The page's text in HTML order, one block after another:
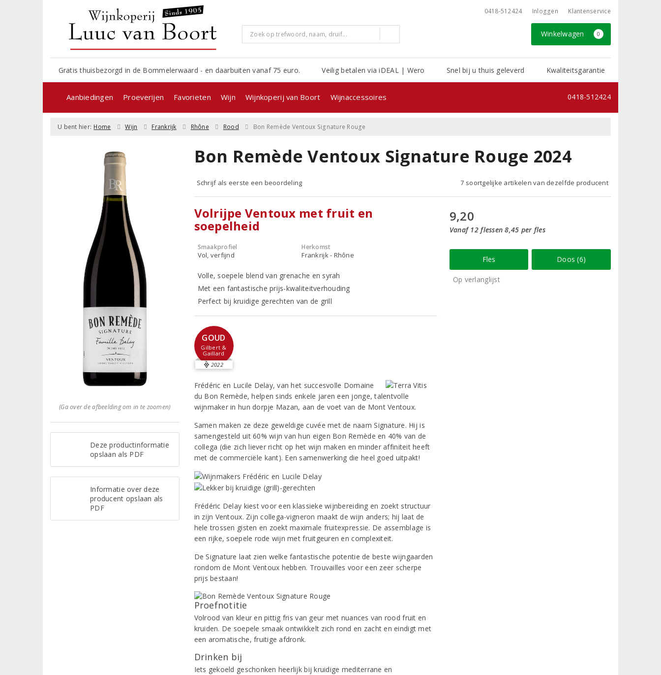
0418-512424 Inloggen Klantenservice
Winkelwagen 0
Gratis thuisbezorgd in de Bommelerwaard - en daarbuiten vanaf 75 euro. Veilig betalen via iDEAL | Wero Snel bij u thuis geleverd Kwaliteitsgarantie
Aanbiedingen Proeverijen Favorieten Wijn Wijnkoperij van Boort Wijnaccessoires 0418-512424
U bent hier: Home Wijn Frankrijk Rhône Rood Bon Remède Ventoux Signature Rouge
(Ga over de afbeelding om in te zoomen)
Deze productinformatie
opslaan als PDF
Informatie over deze
producent opslaan als
PDF
Bon Remède Ventoux Signature Rouge 2024
Schrijf als eerste een beoordeling 7 soortgelijke artikelen van dezelfde producent
Volrijpe Ventoux met fruit en
soepelheid
Smaakprofiel
Vol, verfijnd
Herkomst
Frankrijk - Rhône
Volle, soepele blend van grenache en syrah
Met een fantastische prijs-kwaliteitverhouding
Perfect bij kruidige gerechten van de grill
GOUD
Gilbert &
Gaillard
2022
Frédéric en Lucile Delay, van het succesvolle Domaine
du Bon Remède, helpen sinds enkele jaren een jonge, talentvolle
wijnmaker in hun dorpje Mazan, aan de voet van de Mont Ventoux.
Samen maken ze deze geweldige cuvée met de naam Signature. Hij is
samengesteld uit 60% wijn van hun eigen Bon Remède en 40% van de
collega (die zich liever richt op het wijn maken en minder affiniteit heeft
met de commerciële kant). Een samenwerking die heel goed uitpakt!
Frédéric Delay kiest voor een klassieke wijnbereiding en zoekt structuur
in zijn Ventoux. Zijn collega-vigneron maakt de wijn anders; hij laat de
hele trossen gisten en zoekt maximale fruitexpressie. De assemblage is
een rijke, soepele rode wijn met fruitgeuren en complexiteit.
De Signature laat zien welke fantastische potentie de beste wijngaarden
rondom de Mont Ventoux hebben. Trouvailles voor een zeer scherpe
prijs bestaan!
Proefnotitie
Volrood van kleur en pittig fris van geur met nuances van rood fruit en
kruiden. De soepele smaak ontwikkelt zich rond en zacht en eindigt met
een aromatische, fruitige afdronk.
Drinken bij
Iets gekoeld geschonken heerlijk bij kruidige mediterrane en
9,20
Vanaf 12 flessen 8,45 per fles
Fles Doos (6)
Op verlanglijst